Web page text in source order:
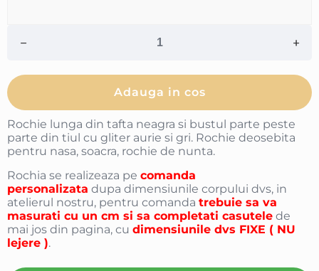
Adauga in cos
Rochie lunga din tafta neagra si bustul parte peste
parte din tiul cu gliter aurie si gri. Rochie deosebita
pentru nasa, soacra, rochie de nunta.
Rochia se realizeaza pe comanda
personalizata dupa dimensiunile corpului dvs, in
atelierul nostru, pentru comanda trebuie sa va
masurati cu un cm si sa completati casutele de
mai jos din pagina, cu dimensiunile dvs FIXE ( NU
lejere ).